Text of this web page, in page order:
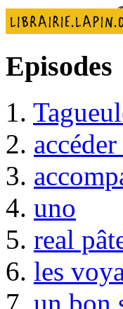
Episodes
1.
2.
3.
4. uno
5. real
6. les